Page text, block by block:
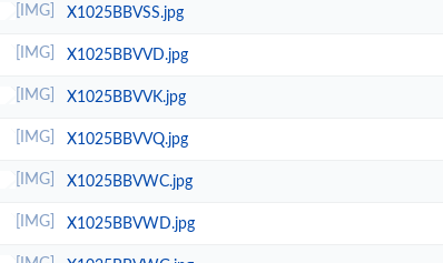
X1025BBVSS.jpg
X1025BBVVD.jpg
X1025BBVVK.jpg
X1025BBVVQ.jpg
X1025BBVWC.jpg
X1025BBVWD.jpg